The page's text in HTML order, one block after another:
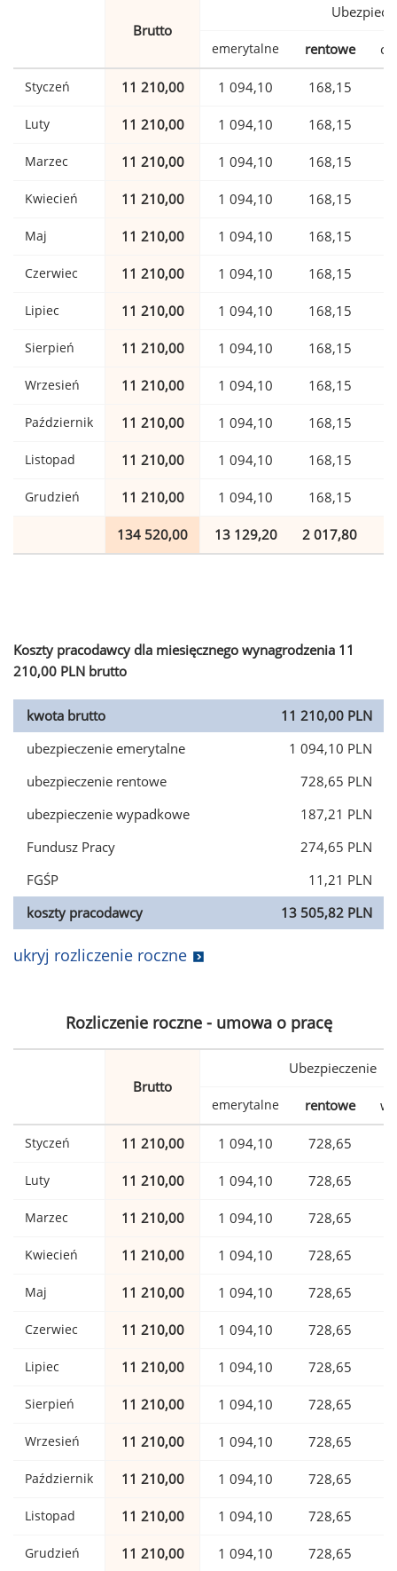
Brutto
emerytalne rentowe
Styczeń 11 210,00 1 094,10 168,15
Luty 11 210,00 1 094,10 168,15
Marzec 11 210,00 1 094,10 168,15
Kwiecień 11 210,00 1 094,10 168,15
Maj 11 210,00 1 094,10 168,15
Czerwiec 11 210,00 1 094,10 168,15
Lipiec 11 210,00 1 094,10 168,15
Sierpień 11 210,00 1 094,10 168,15
Wrzesień 11 210,00 1 094,10 168,15
Październik 11 210,00 1 094,10 168,15
Listopad 11 210,00 1 094,10 168,15
Grudzień 11 210,00 1 094,10 168,15
134 520,00 13 129,20 2 017,80
Koszty pracodawcy dla miesięcznego wynagrodzenia 11
210,00 PLN brutto
kwota brutto
11 210,00 PLN
ubezpieczenie emerytalne
1 094,10 PLN
ubezpieczenie rentowe
728,65 PLN
ubezpieczenie wypadkowe
187,21 PLN
Fundusz Pracy
274,65 PLN
FGŚP
11,21 PLN
koszty pracodawcy
13 505,82 PLN
ukryj rozliczenie roczne
Rozliczenie roczne - umowa o pracę
Brutto
Ubezpieczenie
emerytalne rentowe
Styczeń 11 210,00 1 094,10 728,65
Luty 11 210,00 1 094,10 728,65
Marzec 11 210,00 1 094,10 728,65
Kwiecień 11 210,00 1 094,10 728,65
Maj 11 210,00 1 094,10 728,65
Czerwiec 11 210,00 1 094,10 728,65
Lipiec 11 210,00 1 094,10 728,65
Sierpień 11 210,00 1 094,10 728,65
Wrzesień 11 210,00 1 094,10 728,65
Październik 11 210,00 1 094,10 728,65
Listopad 11 210,00 1 094,10 728,65
Grudzień 11 210,00 1 094,10 728,65